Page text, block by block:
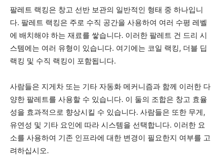
팔레트 랙킹은 창고 선반 보관의 일반적인 형태 중 하나입니
다. 팔레트 랙킹은 주로 수직 공간을 사용하여 여러 수평 레벨
에 배치해야 하는 재료를 쌓습니다. 이러한 팔레트 건 드리 시
스템에는 여러 유형이 있습니다. 여기에는 코일 랙킹, 더블 딥
랙킹 및 수직 랙킹이 포함됩니다.
사람들은 지게차 또는 기타 자동화 메커니즘과 함께 이러한 다
양한 팔레트를 사용할 수 있습니다. 이 둘의 조합은 창고 효율
성을 효과적으로 향상시킬 수 있습니다. 사람들은 또한 무게,
유연성 및 기타 요인에 따라 시스템을 선택합니다. 이러한 요
소를 사용하여 기존 인프라에 대한 변경이 필요한지 여부를 고
려하십시오.